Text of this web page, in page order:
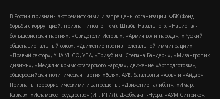
В России признаны экстремистскими и запрещены организации: ФБК (Фонд
борьбы с коррупцией, признан иноагентом), Штабы Навального, «Национал-
большевистская партия», «Свидетели Иеговы», «Армия воли народа», «Русский
общенациональный союз», «Движение против нелегальной иммиграции»,
«Правый сектор», УНА-УНСО, УПА, «Тризуб им. Степана Бандеры», «Мизантропик
дивижн», «Меджлис крымскотатарского народа», движение «Артподготовка»,
общероссийская политическая партия «Воля», АУЕ, батальоны «Азов» и «Айдар».
Признаны террористическими и запрещены: «Движение Талибан», «Имарат
Кавказ», «Исламское государство» (ИГ, ИГИЛ), Джебхад-ан-Нусра, «АУМ Синрике»,